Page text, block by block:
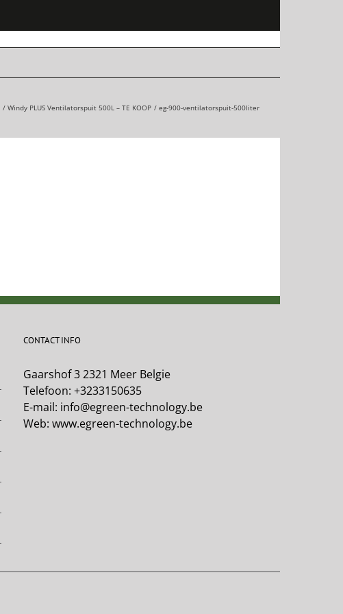
Windy PLUS Ventilatorspuit 500L – TE KOOP eg-900-ventilatorspuit-500liter
CONTACT INFO
Gaarshof 3 2321 Meer Belgie
Telefoon: +3233150635
E-mail: info@egreen-technology.be
Web: www.egreen-technology.be